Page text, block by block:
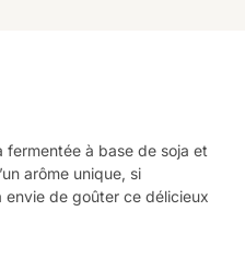
fermentée à base de soja et
arôme unique, si
envie de goûter ce délicieux